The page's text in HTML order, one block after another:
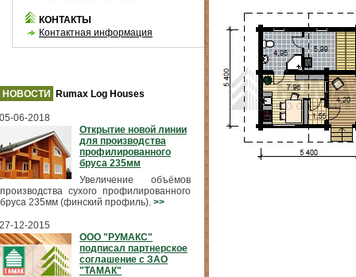
КОНТАКТЫ
Контактная информация
НОВОСТИ Rumax Log Houses
05-06-2018
Открытие новой линии
для производства
профилированного
бруса 235мм
Увеличение объёмов
производства сухого профилированного
бруса 235мм (финский профиль). >>
27-12-2015
ООО "РУМАКС"
подписал партнерское
соглашение с ЗАО
"ТАМАК"